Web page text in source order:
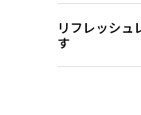
リフレッシュ
す